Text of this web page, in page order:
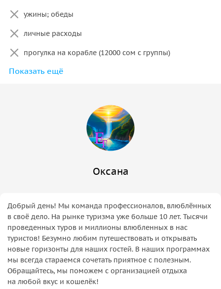
ужины; обеды
личные расходы
прогулка на корабле (12000 сом с группы)
вход на термальные источники 300-350 сом/чел.
аренда лошадей на локациях (1500сом/чел за лошадь
+ 2000 сом с группы на инструктора)
Показать ещё
Оксана
Добрый день! Мы команда профессионалов, влюблённых
в своё дело. На рынке туризма уже больше 10 лет. Тысячи
проведенных туров и миллионы влюбленных в нас
туристов! Безумно любим путешествовать и открывать
новые горизонты для наших гостей. В наших программах
мы всегда стараемся сочетать приятное с полезным.
Обращайтесь, мы поможем с организацией отдыха
на любой вкус и кошелёк!